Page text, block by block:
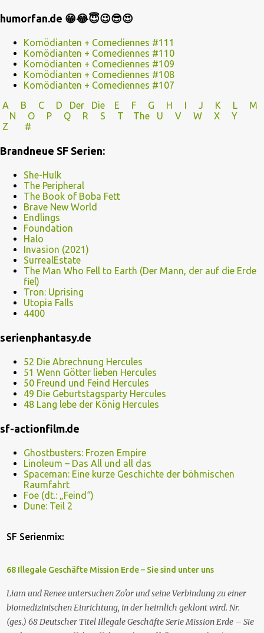
humorfan.de 😁😂😇😉😎😍
Komödianten + Comediennes #111
Komödianten + Comediennes #110
Komödianten + Comediennes #109
Komödianten + Comediennes #108
Komödianten + Comediennes #107
A
B C D Der Die E F G H I J K L
M
N
O P Q R S T The U V
W X Y
Z
#
Brandneue SF Serien:
She-Hulk
The Peripheral
The Book of Boba Fett
Brave New World
Endlings
Foundation
Halo
Invasion (2021)
SurrealEstate
The Man Who Fell to Earth (Der Mann, der auf die Erde
fiel)
Tron: Uprising
Utopia Falls
4400
serienphantasy.de
52 Die Abrechnung Hercules
51 Wenn Götter lieben Hercules
50 Freund und Feind Hercules
49 Die Geburtstagsparty Hercules
48 Lang lebe der König Hercules
sf-actionfilm.de
Ghostbusters: Frozen Empire
Linoleum – Das All und all das
Spaceman: Eine kurze Geschichte der böhmischen
Raumfahrt
Foe (dt.: „Feind“)
Dune: Teil 2
SF Serienmix:
68 Illegale Geschäfte Mission Erde – Sie sind unter uns
Liam und Renee untersuchen Zo'or und seine Verbindung zu einer
biomedizinischen Einrichtung, in der heimlich geklont wird. Nr.
(ges.) 68 Deutscher Titel Illegale Geschäfte Serie Mission Erde – Sie